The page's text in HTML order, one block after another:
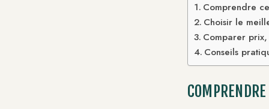
Comprendre
Choisir le
Comparer
Conseils